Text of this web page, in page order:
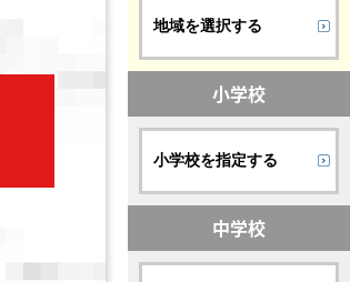
地域を選択する
小学校
小学校を指定する
中学校